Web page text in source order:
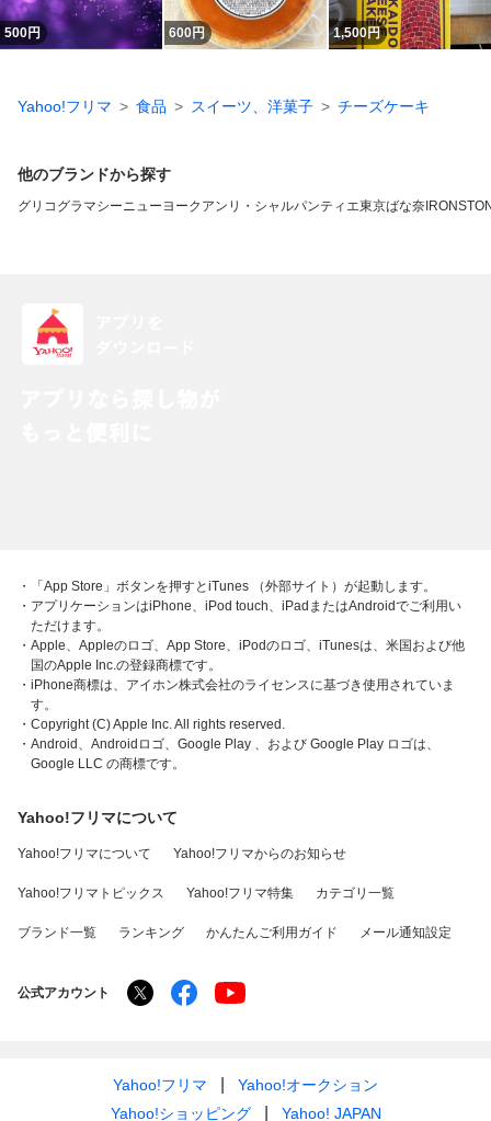
500円 600円 1,500円
Yahoo!フリマ 食品 スイーツ、洋菓子 チーズケーキ
他のブランドから探す
グリコ グラマシーニューヨーク アンリ・シャルパンティエ東京ばな奈
・「App Store」ボタンを押すとiTunes （外部サイト）が起動します。
・アプリケーションはiPhone、iPod touch、iPadまたはAndroidでご利用い
ただけます。
・Apple、Appleのロゴ、App Store、iPodのロゴ、iTunesは、米国および他
国のApple Inc.の登録商標です。
・iPhone商標は、アイホン株式会社のライセンスに基づき使用されていま
す。
・Copyright (C) Apple Inc. All rights reserved.
・Android、Androidロゴ、Google Play 、および Google Play ロゴは、
Google LLC の商標です。
Yahoo!フリマについて
Yahoo!フリマについて Yahoo!フリマからのお知らせ
Yahoo!フリマトピックス Yahoo!フリマ特集 カテゴリ一覧
ブランド一覧 ランキング かんたんご利用ガイド メール通知設定
公式アカウント
Yahoo!フリマ
Yahoo!オークション
Yahoo!ショッピング
Yahoo! JAPAN